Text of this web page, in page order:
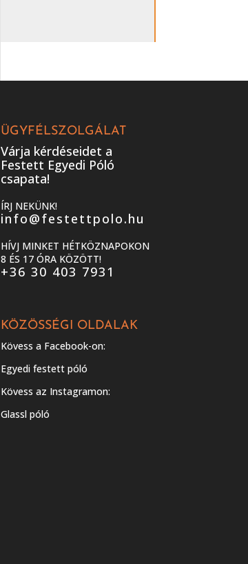
ÜGYFÉLSZOLGÁLAT
Várja kérdéseidet a
Festett Egyedi Póló
csapata!
ÍRJ NEKÜNK!
info@festettpolo.hu
HÍVJ MINKET HÉTKÖZNAPOKON
8 ÉS 17 ÓRA KÖZÖTT!
+36 30 403 7931
KÖZÖSSÉGI OLDALAK
Kövess a Facebook-on:
Egyedi festett póló
Kövess az Instagramon:
Glassl póló